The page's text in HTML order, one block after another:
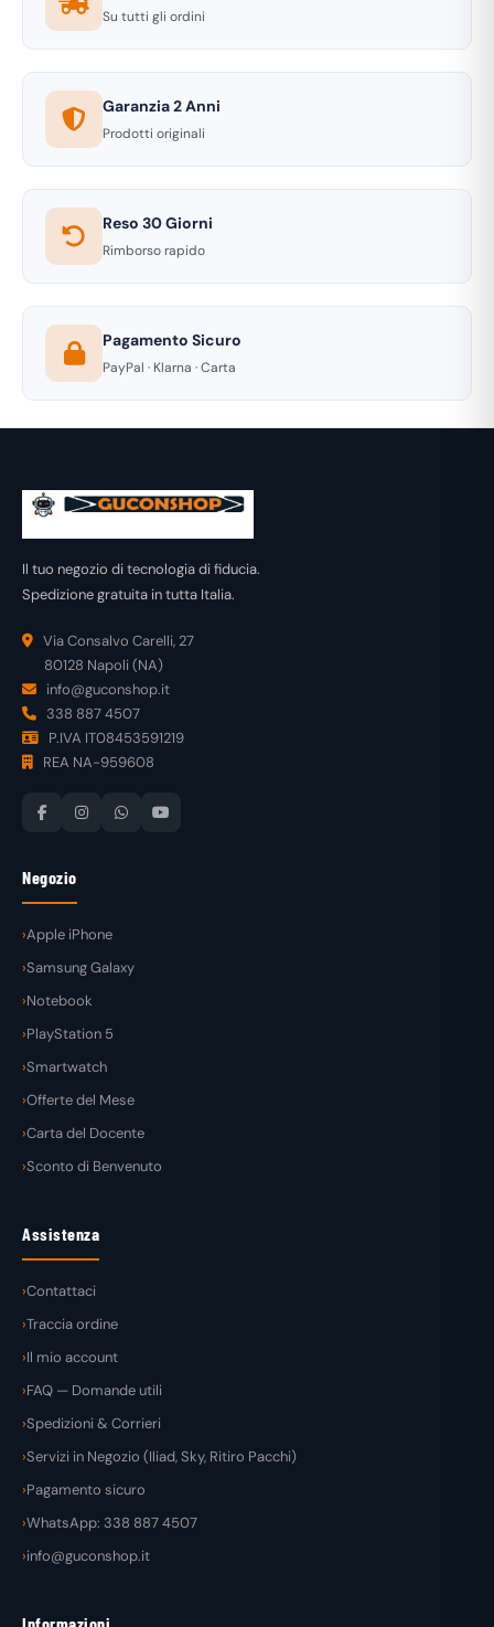
Su tutti gli ordini
Garanzia 2 Anni
Prodotti originali
Reso 30 Giorni
Rimborso rapido
Pagamento Sicuro
PayPal · Klarna · Carta
Il tuo negozio di tecnologia di fiducia.
Spedizione gratuita in tutta Italia.
Via Consalvo Carelli, 27
80128 Napoli (NA)
info@guconshop.it
338 887 4507
P.IVA IT08453591219
REA NA-959608
Negozio
Apple iPhone
Samsung Galaxy
Notebook
PlayStation 5
Smartwatch
Offerte del Mese
Carta del Docente
Sconto di Benvenuto
Assistenza
Contattaci
Traccia ordine
Il mio account
FAQ — Domande utili
Spedizioni & Corrieri
Servizi in Negozio (Iliad, Sky, Ritiro Pacchi)
Pagamento sicuro
WhatsApp: 338 887 4507
info@guconshop.it
Informazioni